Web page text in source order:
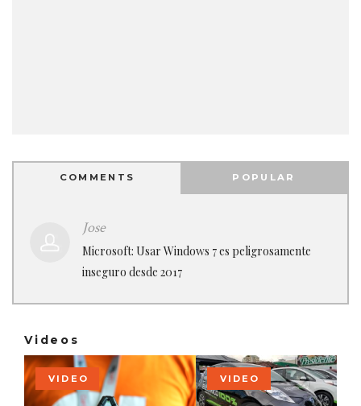
COMMENTS POPULAR
Jose
Microsoft: Usar Windows 7 es peligrosamente
inseguro desde 2017
Videos
VIDEO VIDEO